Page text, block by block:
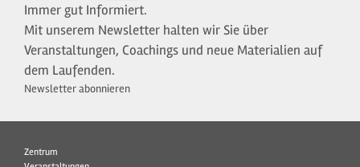
Immer gut Informiert.
Mit unserem Newsletter halten wir Sie über
Veranstaltungen, Coachings und neue Materialien auf
dem Laufenden.
Newsletter abonnieren
Zentrum